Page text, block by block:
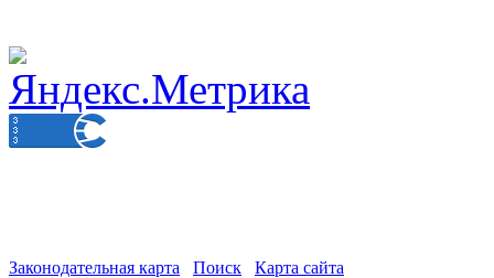
Законодательная карта Поиск Карта сайта